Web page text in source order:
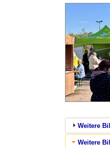
Weitere
Weitere